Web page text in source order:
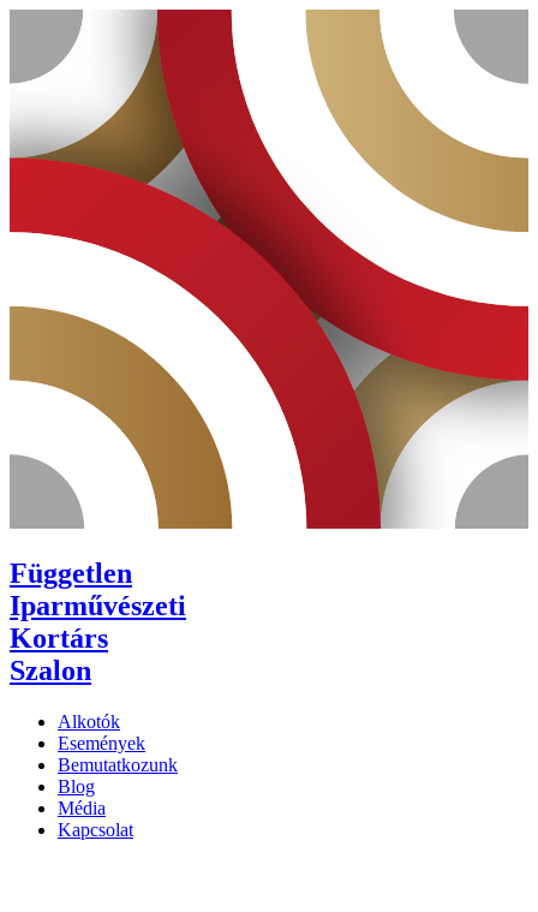
tartalomhoz
Független
Iparművészeti
Kortárs
Szalon
Alkotók
Események
Bemutatkozunk
Blog
Média
Kapcsolat